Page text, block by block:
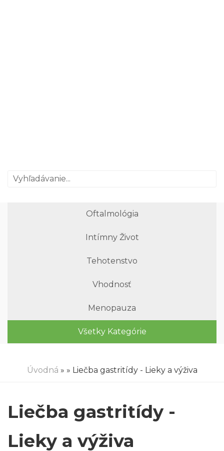
Oftalmológia
Intímny Život
Tehotenstvo
Vhodnosť
Menopauza
Všetky Kategórie
Úvodná » » Liečba gastritídy - Lieky a výživa
Liečba gastritídy -
Lieky a výživa